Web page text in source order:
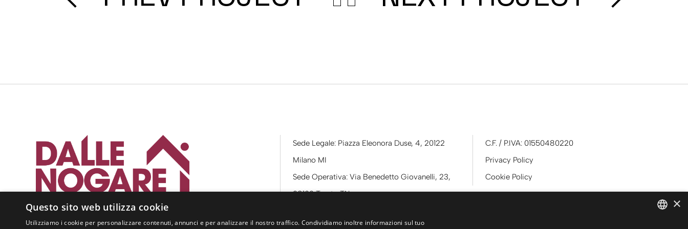
Sede Legale: Piazza Eleonora Duse, 4, 20122
Milano MI
Sede Operativa: Via Benedetto Giovanelli, 23,
38122 Trento TN
C.F. / P.IVA: 01550480220
Privacy Policy
Cookie Policy
×
Questo sito web utilizza cookie
Utilizziamo i cookie per personalizzare contenuti, annunci e per analizzare il nostro traffico. Condividiamo inoltre informazioni sul tuo